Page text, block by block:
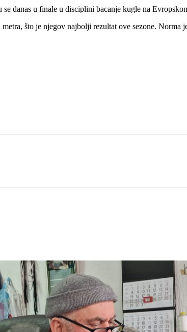
danas u finale u disciplini bacanje kugle na
što je njegov najbolji rezultat ove sezone. Norma